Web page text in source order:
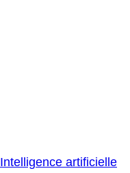
Intelligence artificielle